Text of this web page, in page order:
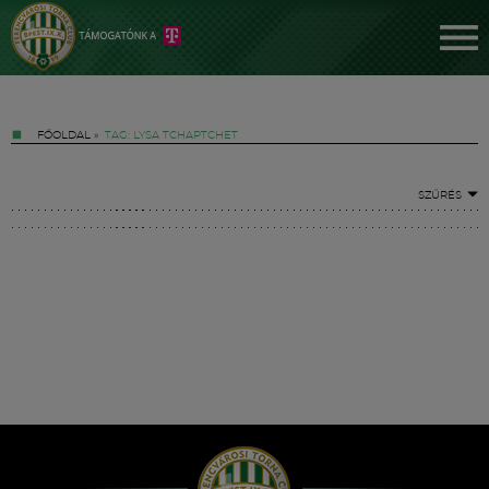
FŐOLDAL » TAG: LYSA TCHAPTCHET
SZŰRÉS
Hírek